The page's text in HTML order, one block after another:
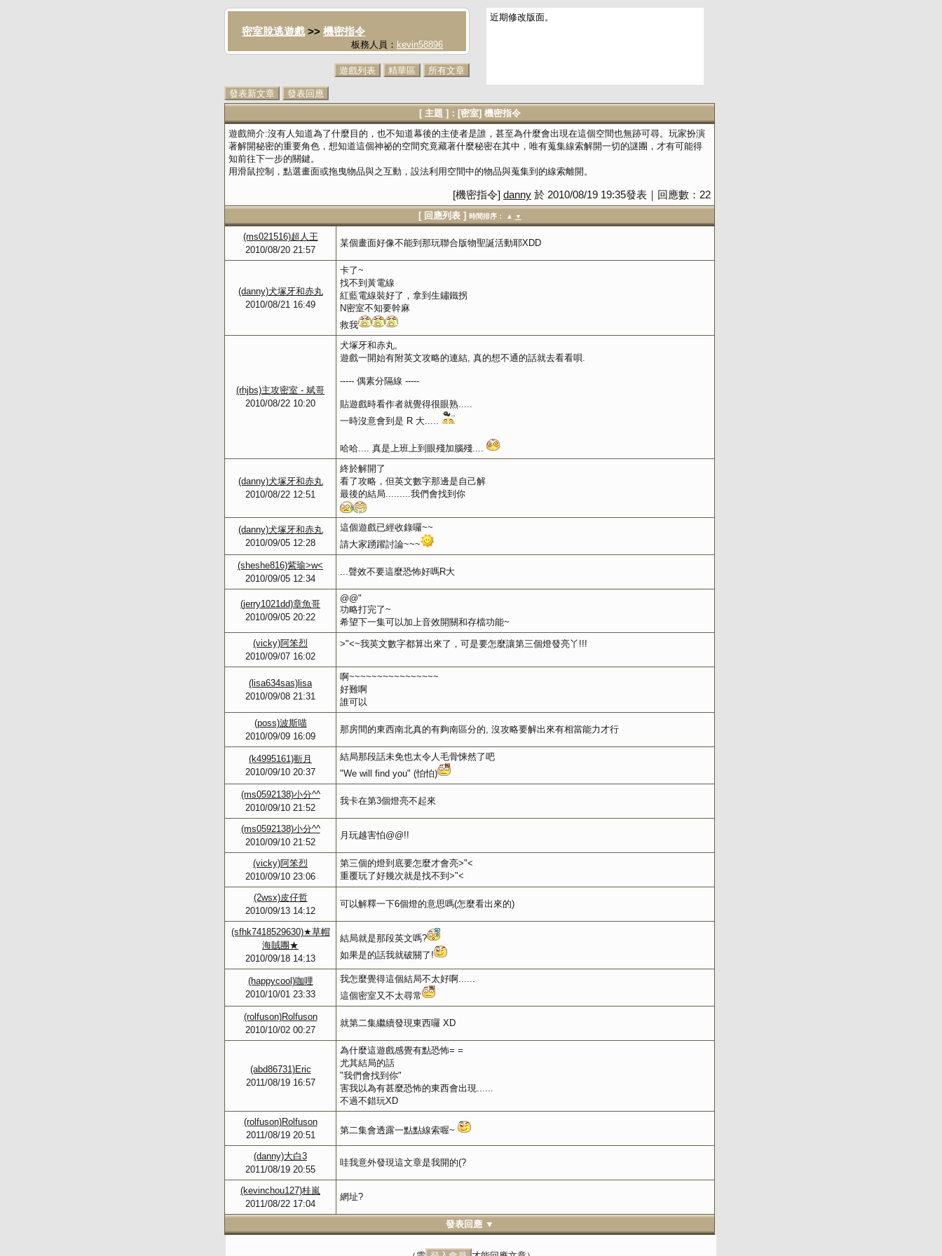
密室脫逃遊戲 >> 機密指令
板務人員： kevin58896
近期修改版面。
遊戲列表 精華區 所有文章
發表新文章
發表回應
[ 主題 ]：[密室] 機密指令
遊戲簡介:沒有人知道為了什麼目的，也不知道幕後的主使者是誰，甚至為什麼會出現在這個空間也無跡可尋。玩家扮演
著解開秘密的重要角色，想知道這個神祕的空間究竟藏著什麼秘密在其中，唯有蒐集線索解開一切的謎團，才有可能得
知前往下一步的關鍵。
用滑鼠控制，點選畫面或拖曳物品與之互動，設法利用空間中的物品與蒐集到的線索離開。
[機密指令] danny 於 2010/08/19 19:35發表｜回應數：22
[ 回應列表 ] 時間排序： ▲ ▼
(ms021516)超人王
2010/08/20 21:57
某個畫面好像不能到那玩聯合版物聖誕活動耶XDD
(danny)犬塚牙和赤丸
2010/08/21 16:49
卡了~
找不到黃電線
紅藍電線裝好了，拿到生鏽鐵拐
N密室不知要幹麻
救我
(rhjbs)主攻密室 - 斌哥
2010/08/22 10:20
犬塚牙和赤丸,
遊戲一開始有附英文攻略的連結, 真的想不通的話就去看看唄.
----- 偶素分隔線 -----
貼遊戲時看作者就覺得很眼熟.....
一時沒意會到是 R 大.....
哈哈.... 真是上班上到眼殘加腦殘....
(danny)犬塚牙和赤丸
2010/08/22 12:51
終於解開了
看了攻略，但英文數字那邊是自己解
最後的結局.........我們會找到你
(danny)犬塚牙和赤丸
2010/09/05 12:28
這個遊戲已經收錄囉~~
請大家踴躍討論~~~
(sheshe816)紫瑜>w<
2010/09/05 12:34
...聲效不要這麼恐怖好嗎R大
(jerry1021dd)章魚哥
2010/09/05 20:22
@@"
功略打完了~
希望下一集可以加上音效開關和存檔功能~
(vicky)阿笨烈
2010/09/07 16:02
>"<~我英文數字都算出來了，可是要怎麼讓第三個燈發亮丫!!!
(lisa634sas)lisa
2010/09/08 21:31
啊~~~~~~~~~~~~~~~~
好難啊
誰可以
(poss)波斯喵
2010/09/09 16:09
那房間的東西南北真的有夠南區分的, 沒攻略要解出來有相當能力才行
(k4995161)靳月
2010/09/10 20:37
結局那段話未免也太令人毛骨悚然了吧
"We will find you" (怕怕)
(ms0592138)小分^^
2010/09/10 21:52
我卡在第3個燈亮不起來
(ms0592138)小分^^
2010/09/10 21:52
月玩越害怕@@!!
(vicky)阿笨烈
2010/09/10 23:06
第三個的燈到底要怎麼才會亮>"<
重覆玩了好幾次就是找不到>"<
(2wsx)皮仔哲
2010/09/13 14:12
可以解釋一下6個燈的意思嗎(怎麼看出來的)
(sfhk7418529630)★草帽
海賊團★
2010/09/18 14:13
結局就是那段英文嗎?
如果是的話我就破關了!
(happycool)咖哩
2010/10/01 23:33
我怎麼覺得這個結局不太好啊......
這個密室又不太尋常
(rolfuson)Rolfuson
2010/10/02 00:27
就第二集繼續發現東西囉 XD
(abd86731)Eric
2011/08/19 16:57
為什麼這遊戲感覺有點恐怖= =
尤其結局的話
"我們會找到你"
害我以為有甚麼恐怖的東西會出現......
不過不錯玩XD
(rolfuson)Rolfuson
2011/08/19 20:51
第二集會透露一點點線索喔~
(danny)大白3
2011/08/19 20:55
哇我意外發現這文章是我開的(?
(kevinchou127)桂嵐
2011/08/22 17:04
網址?
發表回應 ▼